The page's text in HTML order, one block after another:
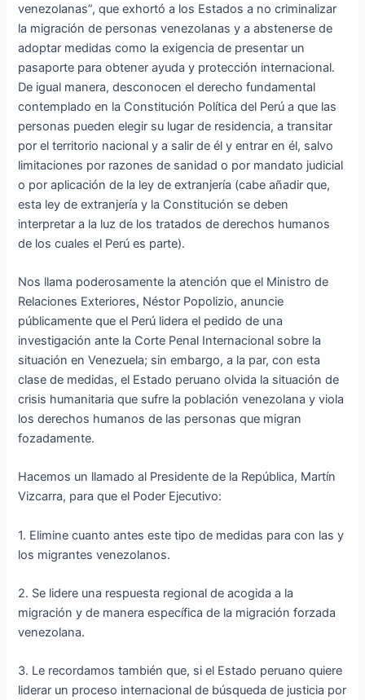
venezolanas”, que exhortó a los Estados a no criminalizar
la migración de personas venezolanas y a abstenerse de
adoptar medidas como la exigencia de presentar un
pasaporte para obtener ayuda y protección internacional.
De igual manera, desconocen el derecho fundamental
contemplado en la Constitución Política del Perú a que las
personas pueden elegir su lugar de residencia, a transitar
por el territorio nacional y a salir de él y entrar en él, salvo
limitaciones por razones de sanidad o por mandato judicial
o por aplicación de la ley de extranjería (cabe añadir que,
esta ley de extranjería y la Constitución se deben
interpretar a la luz de los tratados de derechos humanos
de los cuales el Perú es parte).
Nos llama poderosamente la atención que el Ministro de
Relaciones Exteriores, Néstor Popolizio, anuncie
públicamente que el Perú lidera el pedido de una
investigación ante la Corte Penal Internacional sobre la
situación en Venezuela; sin embargo, a la par, con esta
clase de medidas, el Estado peruano olvida la situación de
crisis humanitaria que sufre la población venezolana y viola
los derechos humanos de las personas que migran
fozadamente.
Hacemos un llamado al Presidente de la República, Martín
Vizcarra, para que el Poder Ejecutivo:
1. Elimine cuanto antes este tipo de medidas para con las y
los migrantes venezolanos.
2. Se lidere una respuesta regional de acogida a la
migración y de manera específica de la migración forzada
venezolana.
3. Le recordamos también que, si el Estado peruano quiere
liderar un proceso internacional de búsqueda de justicia por